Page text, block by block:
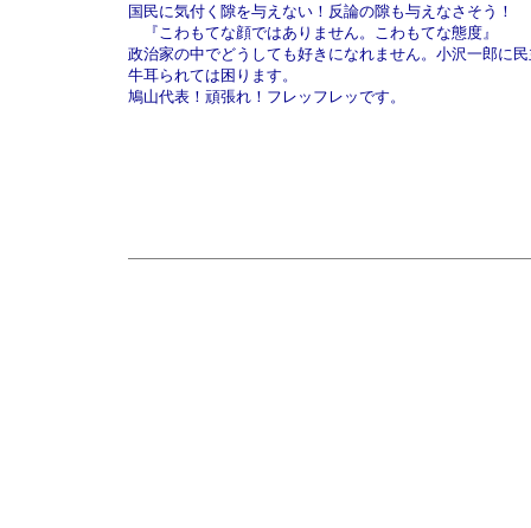
国民に気付く隙を与えない！反論の隙も与えなさそう！
『こわもてな顔ではありません。こわもてな態度』
政治家の中でどうしても好きになれません。小沢一郎に
牛耳られては困ります。
鳩山代表！頑張れ！フレッフレッです。